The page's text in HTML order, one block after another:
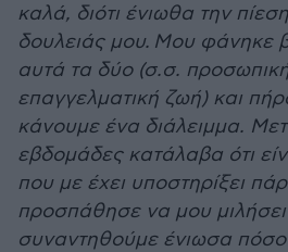
καλά, διότι ένιωθα την
δουλειάς μου. Μου φάνηκε
αυτά τα δύο (σ.σ.
επαγγελματική ζωή) και
κάνουμε ένα διάλειμμα.
εβδομάδες κατάλαβα ότι
που με έχει υποστηρίξει
προσπάθησε να μου μιλήσει
συναντηθούμε ένιωσα πόσο